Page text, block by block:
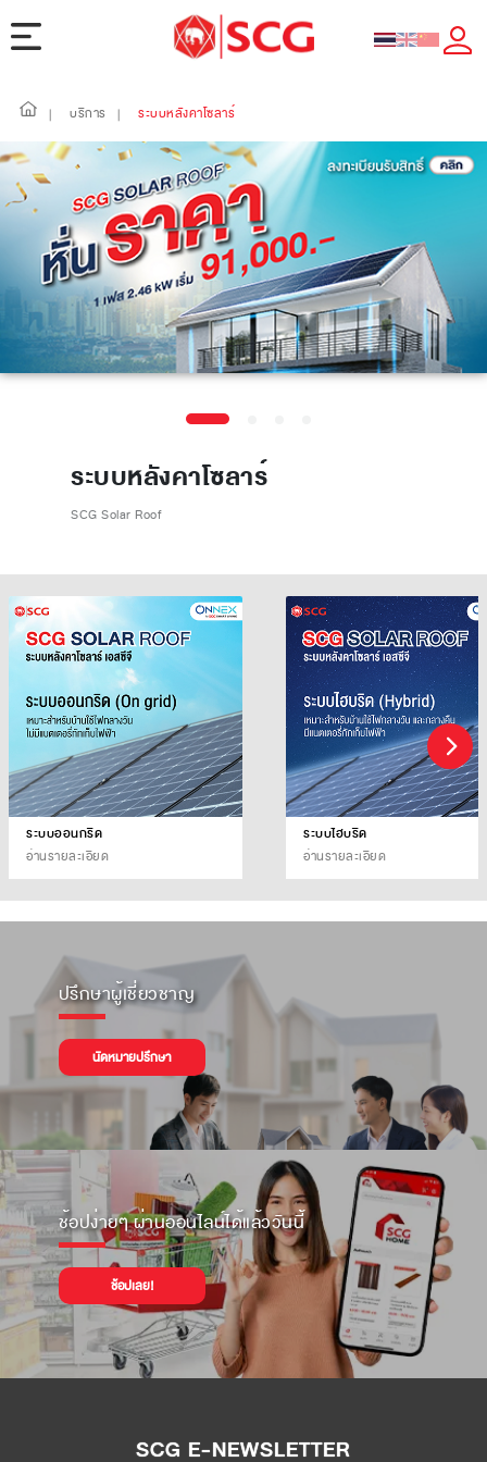
| บริการ | ระบบหลังคาโซลาร์
ระบบหลังคาโซลาร์
SCG Solar Roof
ระบบออนกริด
อ่านรายละเอียด
ระบบไฮบริด
อ่านรายละเอียด
ปรึกษาผู้เชี่ยวชาญ
นัดหมายปรึกษา
ช้อปง่ายๆ ผ่านออนไลน์ได้แล้ววันนี้
ช้อปเลย!
SCG E-NEWSLETTER